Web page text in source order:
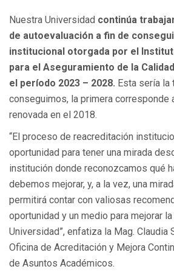
Nuestra Universidad continúa
de autoevaluación a fin de
institucional otorgada por el
para el Aseguramiento de la
el período 2023 – 2028. Esta sería la
conseguimos, la primera corresponde
renovada en el 2018.
“El proceso de reacreditación
oportunidad para tener una mirada
institución donde reconozcamos qué
debemos mejorar, y, a la vez, una
permitirá contar con valiosas
oportunidad y un medio para mejorar
Universidad”, enfatiza la Mag. Claudia
Oficina de Acreditación y Mejora
de Asuntos Académicos.